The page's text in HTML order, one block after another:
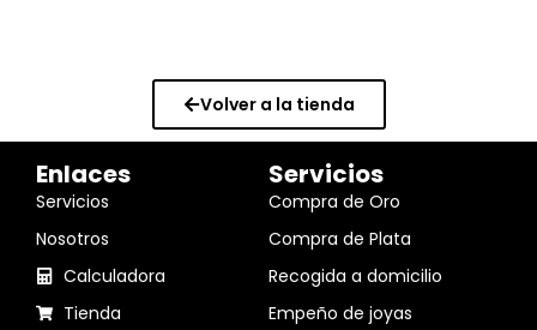
Volver a la tienda
Enlaces
Servicios
Nosotros
Calculadora
Tienda
Servicios
Compra de Oro
Compra de Plata
Recogida a domicilio
Empeño de joyas